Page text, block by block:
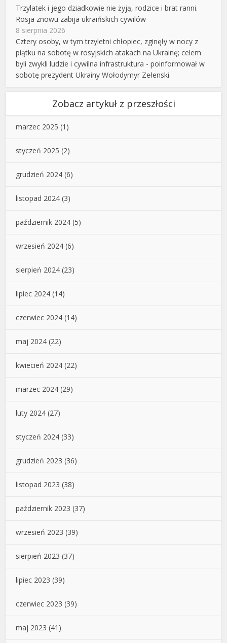
Trzylatek i jego dziadkowie nie żyją, rodzice i brat ranni.
Rosja znowu zabija ukraińskich cywilów
8 sierpnia 2026
Cztery osoby, w tym trzyletni chłopiec, zginęły w nocy z
piątku na sobotę w rosyjskich atakach na Ukrainę; celem
byli zwykli ludzie i cywilna infrastruktura - poinformował w
sobotę prezydent Ukrainy Wołodymyr Zełenski.
Zobacz artykuł z przeszłości
marzec 2025 (1)
styczeń 2025 (2)
grudzień 2024 (6)
listopad 2024 (3)
październik 2024 (5)
wrzesień 2024 (6)
sierpień 2024 (23)
lipiec 2024 (14)
czerwiec 2024 (14)
maj 2024 (22)
kwiecień 2024 (22)
marzec 2024 (29)
luty 2024 (27)
styczeń 2024 (33)
grudzień 2023 (36)
listopad 2023 (38)
październik 2023 (37)
wrzesień 2023 (39)
sierpień 2023 (37)
lipiec 2023 (39)
czerwiec 2023 (39)
maj 2023 (41)